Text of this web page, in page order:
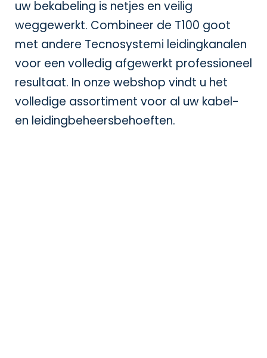
uw bekabeling is netjes en veilig
weggewerkt. Combineer de T100 goot
met andere Tecnosystemi leidingkanalen
voor een volledig afgewerkt professioneel
resultaat. In onze webshop vindt u het
volledige assortiment voor al uw kabel-
en leidingbeheersbehoeften.